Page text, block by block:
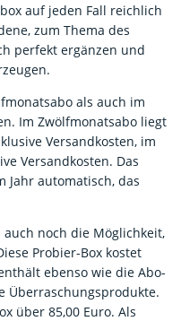
auf jeden Fall reichlich
zum Thema des
perfekt ergänzen und
als auch im
Im Zwölfmonatsabo liegt
Versandkosten, im
Versandkosten. Das
Jahr automatisch, das
noch die Möglichkeit,
Probier-Box kostet
ebenso wie die Abo-
Überraschungsprodukte.
über 85,00 Euro. Als